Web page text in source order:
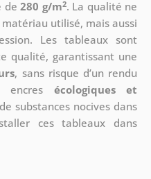
de280 g/m2. La qualité ne
utilisé, mais aussi
Les tableaux sont
qualité, garantissant une
, sans risque d’un rendu
encres écologiques et
substances nocives dans
ces tableaux dans